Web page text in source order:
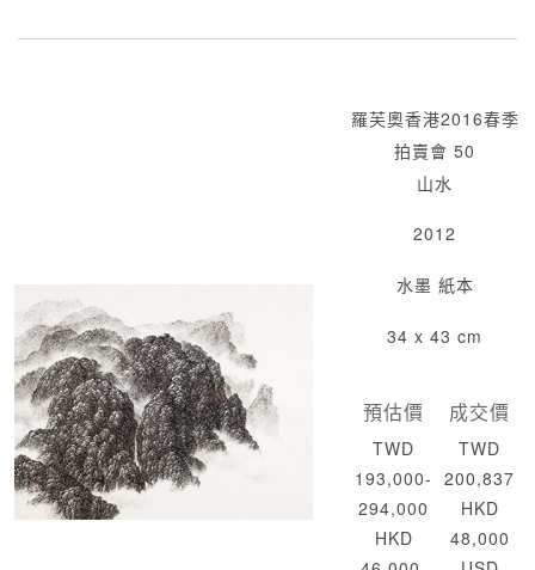
羅芙奧香港2016春季
拍賣會 50
山水
2012
水墨 紙本
34 x 43 cm
預估價
TWD
193,000-
294,000
HKD
成交價
TWD
200,837
HKD
48,000